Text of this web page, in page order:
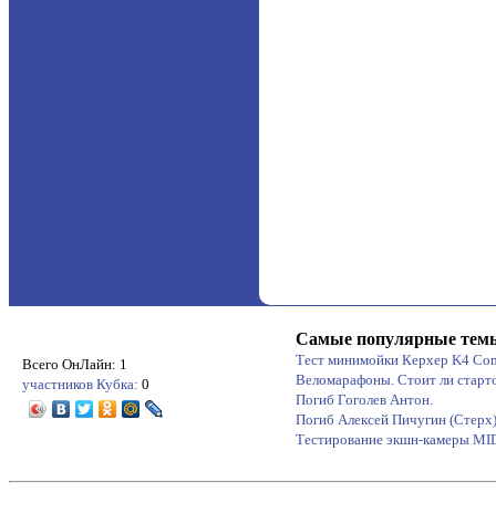
Всего ОнЛайн: 1
участников Кубка: 0
Самые популярные
Тест минимойки Керхер K4
Веломарафоны. Стоит ли
Погиб Гоголев Антон.
Погиб Алексей Пичугин (Стерх)
Тестирование экшн-камеры